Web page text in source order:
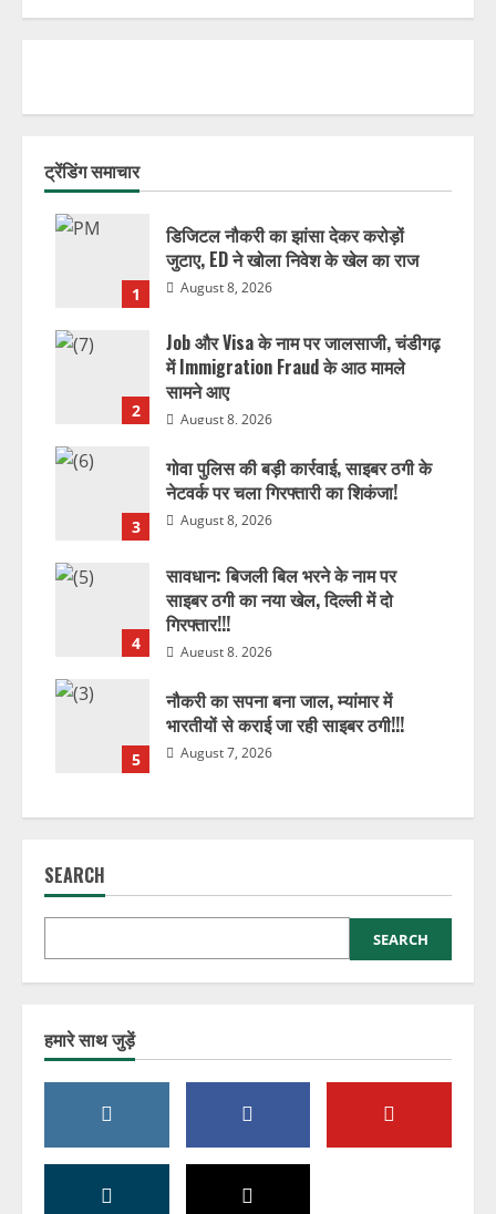
ट्रेंडिंग समाचार
1
डिजिटल नौकरी का झांसा देकर करोड़ों
जुटाए, ED ने खोला निवेश के खेल का राज
August 8, 2026
2
Job और Visa के नाम पर जालसाजी, चंडीगढ़
में Immigration Fraud के आठ मामले
सामने आए
August 8, 2026
3
गोवा पुलिस की बड़ी कार्रवाई, साइबर ठगी के
नेटवर्क पर चला गिरफ्तारी का शिकंजा!
August 8, 2026
4
सावधान: बिजली बिल भरने के नाम पर
साइबर ठगी का नया खेल, दिल्ली में दो
गिरफ्तार!!!
August 8, 2026
5
नौकरी का सपना बना जाल, म्यांमार में
भारतीयों से कराई जा रही साइबर ठगी!!!
August 7, 2026
SEARCH
SEARCH
हमारे साथ जुड़ें